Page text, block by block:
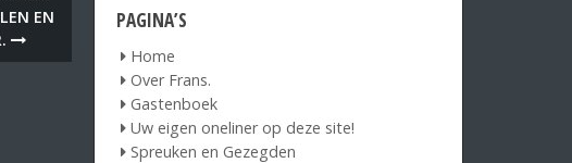
EN
PAGINA’S
Home
Over Frans.
Gastenboek
Uw eigen oneliner op deze site!
Spreuken en Gezegden